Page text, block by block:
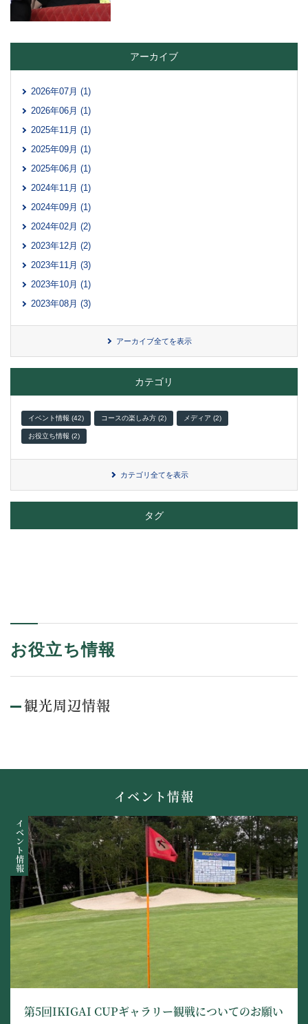
アーカイブ
2026年07月 (1)
2026年06月 (1)
2025年11月 (1)
2025年09月 (1)
2025年06月 (1)
2024年11月 (1)
2024年09月 (1)
2024年02月 (2)
2023年12月 (2)
2023年11月 (3)
2023年10月 (1)
2023年08月 (3)
アーカイブ全てを表示
カテゴリ
イベント情報 (42) コースの楽しみ方 (2) メディア (2)
お役立ち情報 (2)
カテゴリ全てを表示
タグ
お役立ち情報
観光周辺情報
イベント情報
第5回IKIGAI CUPギャラリー観戦についてのお願い
イベント情報